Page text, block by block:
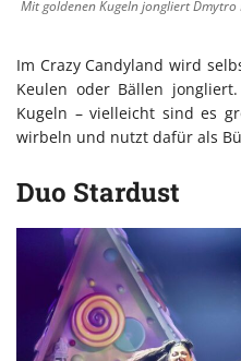
Mit goldenen Kugeln jongliert
Im Crazy Candyland wird
Keulen oder Bällen
Kugeln – vielleicht sind es
wirbeln und nutzt dafür als
Duo Stardust